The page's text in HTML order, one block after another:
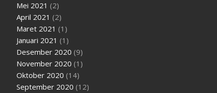
Mei 2021 (2)
April 2021 (2)
Maret 2021 (1)
Januari 2021 (1)
Desember 2020 (9)
November 2020 (1)
Oktober 2020 (14)
September 2020 (12)